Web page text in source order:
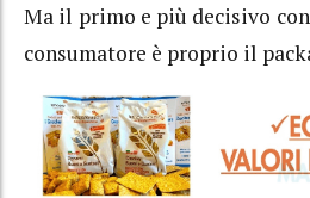
Ma il primo e più decisivo
consumatore è proprio il